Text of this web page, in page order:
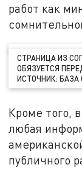
работ как
СТРАНИЦА ИЗ
ОБЯЗУЕТСЯ
ИСТОЧНИК:
Кроме того,
любая
публичного